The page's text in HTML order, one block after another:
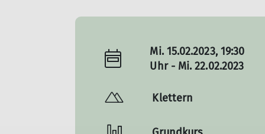
DAV Panorama Nachhaltigkeit
Mi. 15.02.2023, 19:30
Uhr - Mi. 22.02.2023
Klettern